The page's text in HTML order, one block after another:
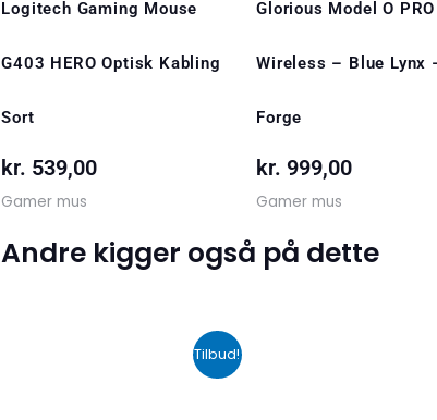
Logitech Gaming Mouse
G403 HERO Optisk Kabling
Sort
kr. 539,00
Gamer mus
Glorious Model O
Wireless – Blue Lynx
Forge
kr. 999,00
Gamer mus
Andre kigger også på dette
Tilbud!
oprindelige
aktuelle